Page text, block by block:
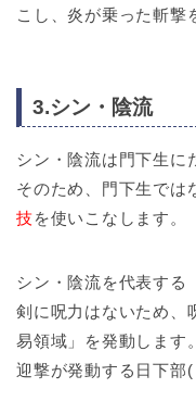
こし、炎が乗った斬撃
3.シン・陰流
シン・陰流は門下生に
そのため、門下生では
技を使いこなします。
シン・陰流を代表する
剣に呪力はないため、
易領域」を発動します
迎撃が発動する日下部(